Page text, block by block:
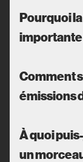
Pourquoi
importante
Comment
émissions
À quoi
un